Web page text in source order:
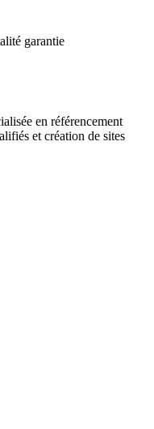
garantie
en référencement
et création de sites